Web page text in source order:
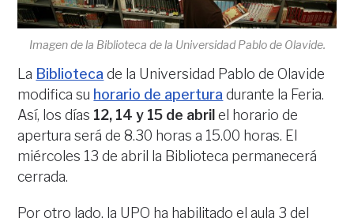
Imagen de la Biblioteca de la Universidad Pablo de Olavide.
La Biblioteca de la Universidad Pablo de Olavide
modifica su horario de apertura durante la Feria.
Así, los días 12, 14 y 15 de abril el horario de
apertura será de 8.30 horas a 15.00 horas. El
miércoles 13 de abril la Biblioteca permanecerá
cerrada.
Por otro lado, la UPO ha habilitado el aula 3 del